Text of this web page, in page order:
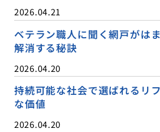
2026.04.21
ベテラン職人に聞く網戸がは
解消する秘訣
2026.04.20
持続可能な社会で選ばれるリ
な価値
2026.04.20